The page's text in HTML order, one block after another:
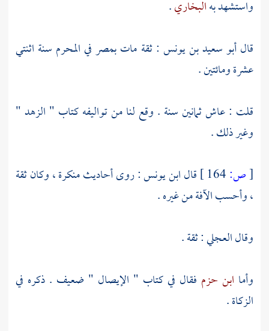
واستشهد بهالبخاري.
قالأبو سعيد بن يونس : ثقة ماتبمصرفي المحرم سنة اثنتي
عشرة ومائتين .
قلت : عاش ثمانين سنة . وقع لنا من تواليفه كتاب " الزهد "
وغير ذلك .
[ص: قالابن يونس: روى أحاديث منكرة ، وكان ثقة
، وأحسب الآفة من غيره .
وقالالعجلي: ثقة .
وأما ابن حزم فقال في كتاب " الإيصال " ضعيف . ذكره في
الزكاة .